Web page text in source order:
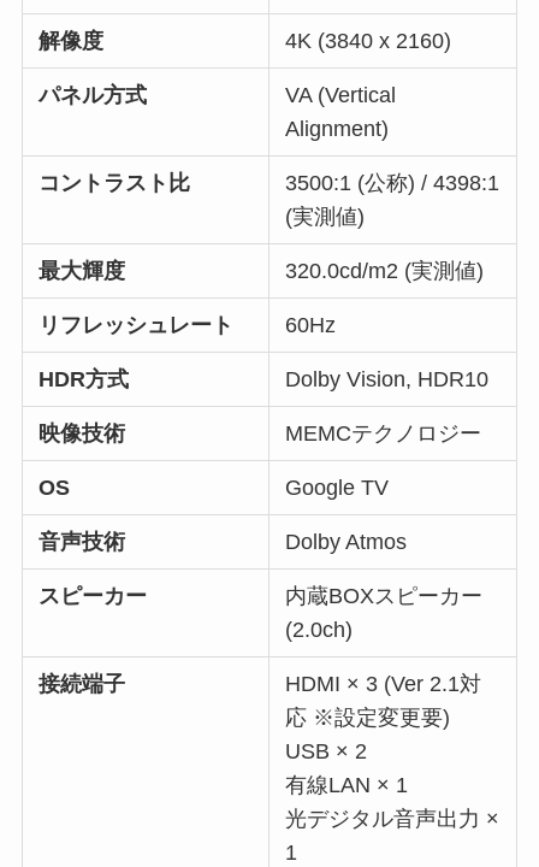
解像度 4K (3840 x 2160)
パネル方式
VA (Vertical
Alignment)
コントラスト比
3500:1 (公称) / 4398:1
(実測値)
最大輝度 320.0cd/m2 (実測値)
リフレッシュレート 60Hz
HDR方式 Dolby Vision, HDR10
映像技術 MEMCテクノロジー
OS Google TV
音声技術 Dolby Atmos
スピーカー
内蔵BOXスピーカー
(2.0ch)
接続端子
HDMI × 3 (Ver 2.1対
応 ※設定変更要)
USB × 2
有線LAN × 1
光デジタル音声出力 ×
1